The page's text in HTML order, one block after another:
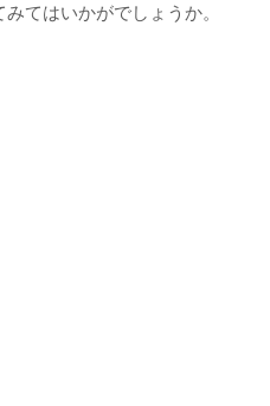
てはいかがでしょうか。